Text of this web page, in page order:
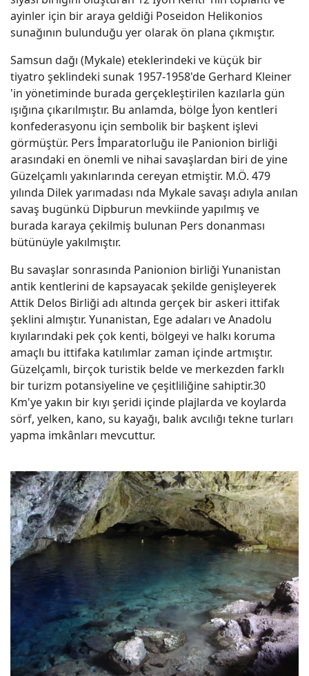
ayinler için bir araya geldiği Poseidon Helikonios
sunağının bulunduğu yer olarak ön plana çıkmıştır.
Samsun dağı (Mykale) eteklerindeki ve küçük bir
tiyatro şeklindeki sunak 1957-1958'de Gerhard Kleiner
'in yönetiminde burada gerçekleştirilen kazılarla gün
ışığına çıkarılmıştır. Bu anlamda, bölge İyon kentleri
konfederasyonu için sembolik bir başkent işlevi
görmüştür. Pers İmparatorluğu ile Panionion birliği
arasındaki en önemli ve nihai savaşlardan biri de yine
Güzelçamlı yakınlarında cereyan etmiştir. M.Ö. 479
yılında Dilek yarımadası nda Mykale savaşı adıyla anılan
savaş bugünkü Dipburun mevkiinde yapılmış ve
burada karaya çekilmiş bulunan Pers donanması
bütünüyle yakılmıştır.
Bu savaşlar sonrasında Panionion birliği Yunanistan
antik kentlerini de kapsayacak şekilde genişleyerek
Attik Delos Birliği adı altında gerçek bir askeri ittifak
şeklini almıştır. Yunanistan, Ege adaları ve Anadolu
kıyılarındaki pek çok kenti, bölgeyi ve halkı koruma
amaçlı bu ittifaka katılımlar zaman içinde artmıştır.
Güzelçamlı, birçok turistik belde ve merkezden farklı
bir turizm potansiyeline ve çeşitliliğine sahiptir.30
Km'ye yakın bir kıyı şeridi içinde plajlarda ve koylarda
sörf, yelken, kano, su kayağı, balık avcılığı tekne turları
yapma imkânları mevcuttur.